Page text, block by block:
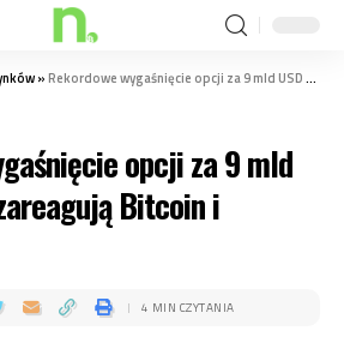
»Rekordowe wygaśnięcie opcji za 9 mld USD dziś. Jak zareagują Bitcoin i Ethereum?
opcji za 9 mld
Bitcoin i
4 MIN CZYTANIA